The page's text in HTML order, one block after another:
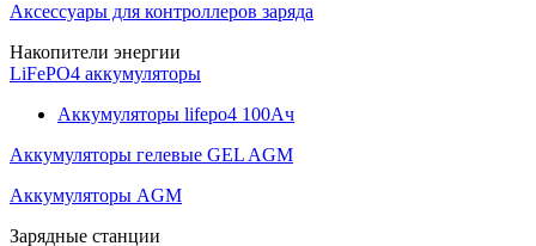
Аксессуары для контроллеров заряда
Накопители энергии
LiFePO4 аккумуляторы
Аккумуляторы lifepo4 100Ач
Аккумуляторы гелевые GEL AGM
Аккумуляторы AGM
Зарядные станции